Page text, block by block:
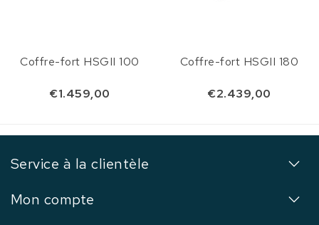
Coffre-fort HSGII 100
€1.459,00
Coffre-fort HSGII 180
€2.439,00
Service à la clientèle
Mon compte